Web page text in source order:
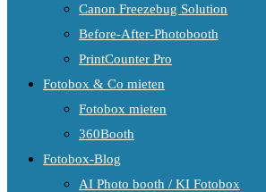
Canon Freezebug Solution
Before-After-Photobooth
PrintCounter Pro
Fotobox & Co mieten
Fotobox mieten
360Booth
Fotobox-Blog
AI Photo booth / KI Fotobox